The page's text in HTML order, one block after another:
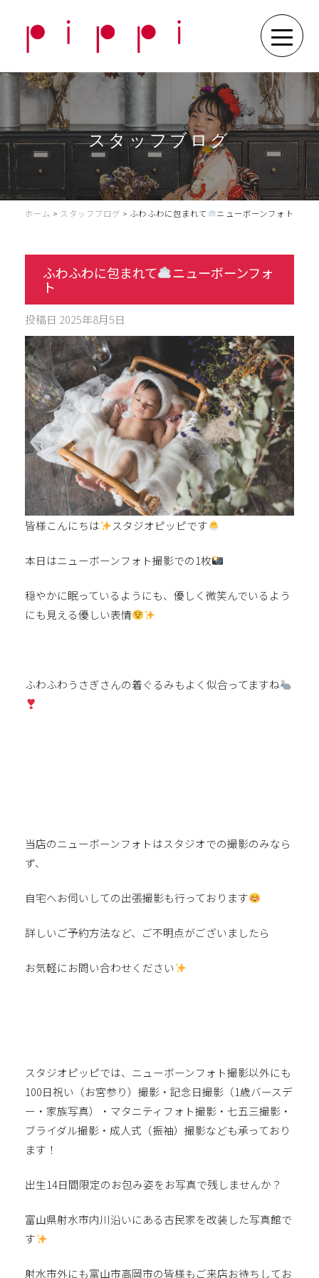
スタッフブログ
ホーム > スタッフブログ > ふわふわに包まれて ニューボーンフォト
ふわふわに包まれて ニューボーンフォ
ト
投稿日 2025年8月5日
皆様こんにちは スタジオピッピです
本日はニューボーンフォト撮影での1枚
穏やかに眠っているようにも、優しく微笑んでいるよう
にも見える優しい表情
ふわふわうさぎさんの着ぐるみもよく似合ってますね
当店のニューボーンフォトはスタジオでの撮影のみなら
ず、
自宅へお伺いしての出張撮影も行っております
詳しいご予約方法など、ご不明点がございましたら
お気軽にお問い合わせください
スタジオピッピでは、ニューボーンフォト撮影以外にも
100日祝い（お宮参り）撮影・記念日撮影（1歳バースデ
ー・家族写真）・マタニティフォト撮影・七五三撮影・
ブライダル撮影・成人式（振袖）撮影なども承っており
ます！
出生14日間限定のお包み姿をお写真で残しませんか？
富山県射水市内川沿いにある古民家を改装した写真館で
す
射水市外にも富山市高岡市の皆様もご来店お待ちしてお